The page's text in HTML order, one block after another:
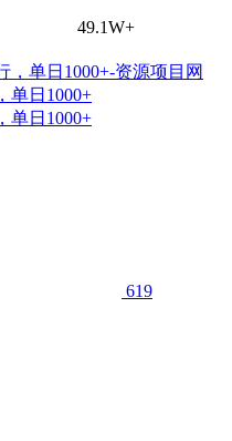
49.1W+
单日1000+
单日1000+
619